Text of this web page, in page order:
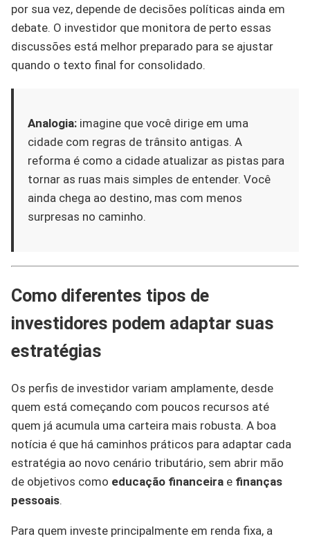
por sua vez, depende de decisões políticas ainda em
debate. O investidor que monitora de perto essas
discussões está melhor preparado para se ajustar
quando o texto final for consolidado.
Analogia: imagine que você dirige em uma
cidade com regras de trânsito antigas. A
reforma é como a cidade atualizar as pistas para
tornar as ruas mais simples de entender. Você
ainda chega ao destino, mas com menos
surpresas no caminho.
Como diferentes tipos de
investidores podem adaptar suas
estratégias
Os perfis de investidor variam amplamente, desde
quem está começando com poucos recursos até
quem já acumula uma carteira mais robusta. A boa
notícia é que há caminhos práticos para adaptar cada
estratégia ao novo cenário tributário, sem abrir mão
de objetivos como educação financeira e finanças
pessoais.
Para quem investe principalmente em renda fixa, a